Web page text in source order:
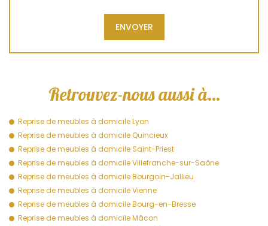
Retrouvez-nous aussi à…
Reprise de meubles à domicile Lyon
Reprise de meubles à domicile Quincieux
Reprise de meubles à domicile Saint-Priest
Reprise de meubles à domicile Villefranche-sur-Saône
Reprise de meubles à domicile Bourgoin-Jallieu
Reprise de meubles à domicile Vienne
Reprise de meubles à domicile Bourg-en-Bresse
Reprise de meubles à domicile Mâcon